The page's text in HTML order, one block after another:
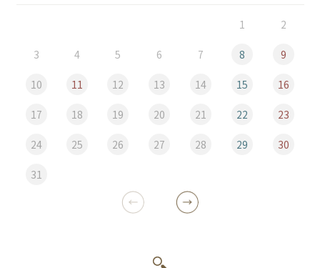
1 2
3 4 5 6 7 8 9
10 11 12 13 14 15 16
17 18 19 20 21 22 23
24 25 26 27 28 29 30
31